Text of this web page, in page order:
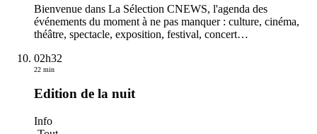
Bienvenue dans La Sélection CNEWS, l'agenda des
événements du moment à ne pas manquer : culture, cinéma,
théâtre, spectacle, exposition, festival, concert…
02h32
22 min
Edition de la nuit
Info